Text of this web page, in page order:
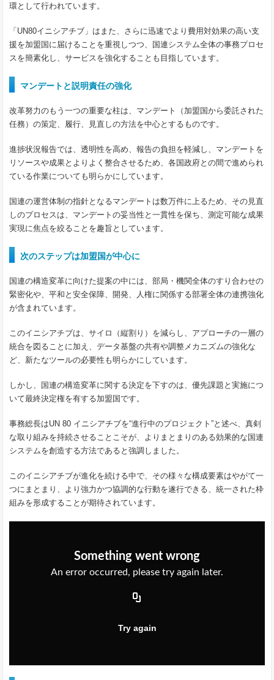
環として行われています。
「UN80イニシアチブ」はまた、さらに迅速でより費用対効果の高い支
援を加盟国に届けることを重視しつつ、国連システム全体の事務プロセ
スを簡素化し、サービスを強化することも目指しています。
マンデートと説明責任の強化
改革努力のもう一つの重要な柱は、マンデート（加盟国から委託された
任務）の策定、履行、見直しの方法を中心とするものです。
進捗状況報告では、透明性を高め、報告の負担を軽減し、マンデートを
リソースや成果とよりよく整合させるため、各国政府との間で進められ
ている作業についても明らかにしています。
国連の運営体制の指針となるマンデートは数万件に上るため、その見直
しのプロセスは、マンデートの妥当性と一貫性を保ち、測定可能な成果
実現に焦点を絞ることを趣旨としています。
次のステップは加盟国が中心に
国連の構造変革に向けた提案の中には、部局・機関全体のすり合わせの
緊密化や、平和と安全保障、開発、人権に関係する部署全体の連携強化
が含まれています。
このイニシアチブは、サイロ（縦割り）を減らし、アプローチの一層の
統合を図ることに加え、データ基盤の共有や調整メカニズムの強化な
ど、新たなツールの必要性も明らかにしています。
しかし、国連の構造変革に関する決定を下すのは、優先課題と実施につ
いて最終決定権を有する加盟国です。
事務総長はUN 80 イニシアチブを“進行中のプロジェクト”と述べ、真剣
な取り組みを持続させることこそが、よりまとまりのある効果的な国連
システムを創造する方法であると強調しました。
このイニシアチブが進化を続ける中で、その様々な構成要素はやがて一
つにまとまり、より強力かつ協調的な行動を遂行できる、統一された枠
組みを形成することが期待されています。